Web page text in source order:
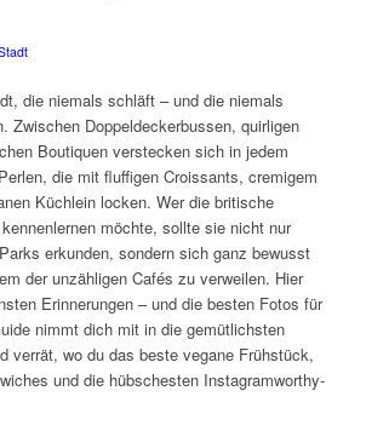
die niemals schläft – und die niemals
Zwischen Doppeldeckerbussen, quirligen
Boutiquen verstecken sich in jedem
die mit fluffigen Croissants, cremigem
Küchlein locken. Wer die britische
möchte, sollte sie nicht nur
erkunden, sondern sich ganz bewusst
der unzähligen Cafés zu verweilen. Hier
Erinnerungen – und die besten Fotos für
nimmt dich mit in die gemütlichsten
verrät, wo du das beste vegane Frühstück,
und die hübschesten Instagramworthy-